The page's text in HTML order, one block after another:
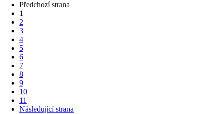
Předchozí strana
1
2
3
4
5
6
7
8
9
10
11
Následující strana